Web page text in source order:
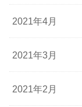
2021年4月
2021年3月
2021年2月